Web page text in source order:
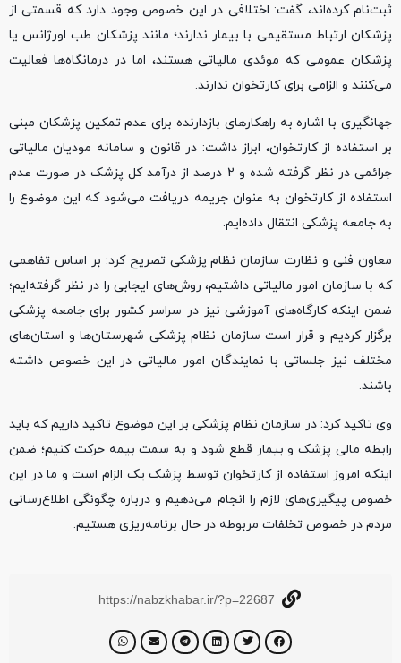
ثبت‌نام کرده‌اند، گفت: اختلافی در این خصوص وجود دارد که قسمتی از
پزشکان ارتباط مستقیمی با بیمار ندارند؛ مانند پزشکان طب اورژانس یا
پزشکان عمومی که موئدی مالیاتی هستند، اما در درمانگاه‌ها فعالیت
می‌کنند و الزامی برای کارتخوان ندارند.
جهانگیری با اشاره به راهکارهای بازدارنده برای عدم تمکین پزشکان مبنی
بر استفاده از کارتخوان، ابراز داشت: در قانون و سامانه مودیان مالیاتی
جرائمی در نظر گرفته شده و 2 درصد از درآمد کل پزشک در صورت عدم
استفاده از کارتخوان به عنوان جریمه دریافت می‌شود که این موضوع را
به جامعه پزشکی انتقال داده‌ایم.
معاون فنی و نظارت سازمان نظام پزشکی تصریح کرد: بر اساس تفاهمی
که با سازمان امور مالیاتی داشتیم، روش‌های ایجابی را در نظر گرفته‌ایم؛
ضمن اینکه کارگاه‌های آموزشی نیز در سراسر کشور برای جامعه پزشکی
برگزار کردیم و قرار است سازمان نظام پزشکی شهرستان‌ها و استان‌های
مختلف نیز جلساتی با نمایندگان امور مالیاتی در این خصوص داشته
باشند.
وی تاکید کرد: در سازمان نظام پزشکی بر این موضوع تاکید داریم که باید
رابطه مالی پزشک و بیمار قطع شود و به سمت بیمه حرکت کنیم؛ ضمن
اینکه امروز استفاده از کارتخوان توسط پزشک یک الزام است و ما در این
خصوص پیگیری‌های لازم را انجام می‌دهیم و درباره چگونگی اطلاع‌رسانی
مردم در خصوص تخلفات مربوطه در حال برنامه‌ریزی هستیم.
https://nabzkhabar.ir/?p=22687